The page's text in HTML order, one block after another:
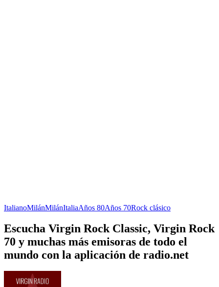
ItalianoMilánMilánItaliaAños 80Años 70Rock clásico
Escucha Virgin Rock Classic, Virgin Rock
70 y muchas más emisoras de todo el
mundo con la aplicación de radio.net